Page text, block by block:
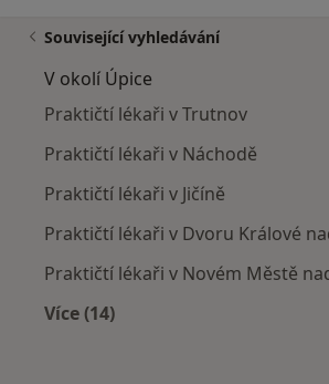
Související vyhledávání
V okolí Úpice
Praktičtí lékaři v Trutnov
Praktičtí lékaři v Náchodě
Praktičtí lékaři v Jičíně
Praktičtí lékaři v Dvoru Králové
Praktičtí lékaři v Novém Městě
Více (14)